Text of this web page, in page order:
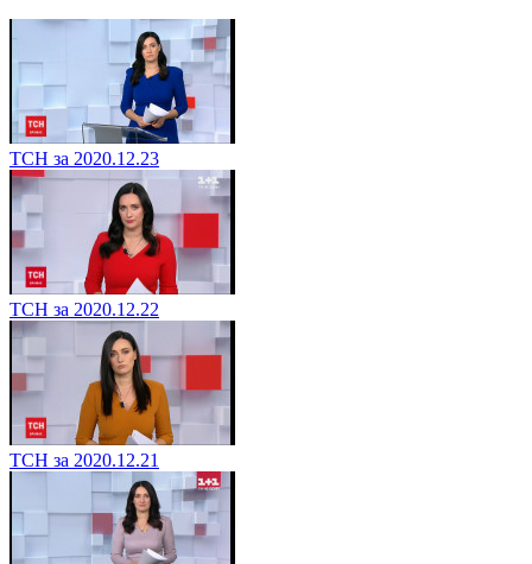
ТСН за 2020.12.23
ТСН за 2020.12.22
ТСН за 2020.12.21